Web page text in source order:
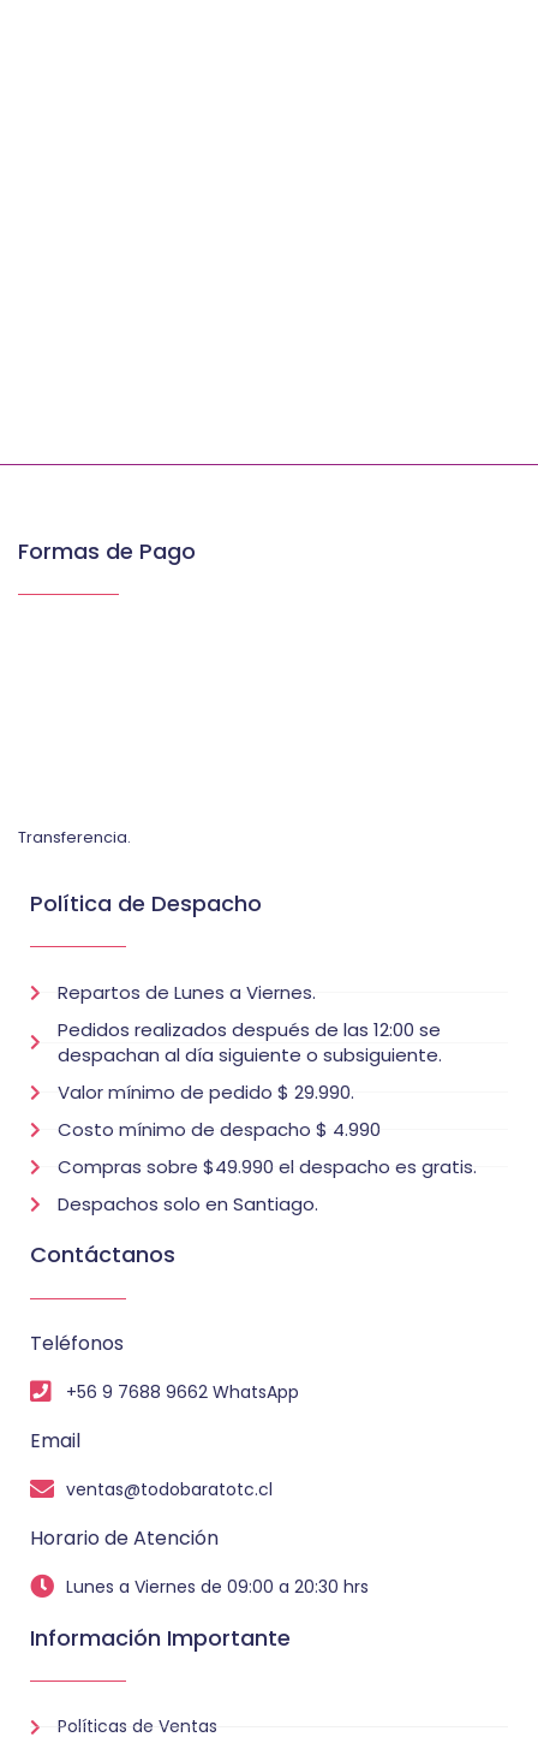
Formas de Pago
Transferencia.
Política de Despacho
Repartos de Lunes a Viernes.
Pedidos realizados después de las 12:00 se
despachan al día siguiente o subsiguiente.
Valor mínimo de pedido $ 29.990.
Costo mínimo de despacho $ 4.990
Compras sobre $49.990 el despacho es gratis.
Despachos solo en Santiago.
Contáctanos
Teléfonos
+56 9 7688 9662 WhatsApp
Email
ventas@todobaratotc.cl
Horario de Atención
Lunes a Viernes de 09:00 a 20:30 hrs
Información Importante
Políticas de Ventas